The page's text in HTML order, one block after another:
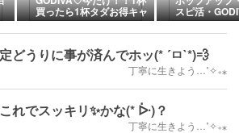
買ったら1杯タダお得キャ
ンペーン開催
スピ活・
のハイライト
どうりに事が済んでホッ(* ´ㅁ`*)💨
丁寧に生きよう…˚✧₊⁎
れでスッキリ✨かな(* ᐕ)？
丁寧に生きよう…˚✧₊⁎